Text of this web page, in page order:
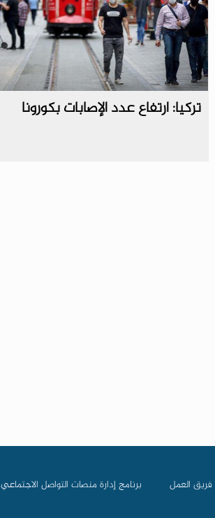
تركيا: ارتفاع عدد الإصابات بكورونا
فريق العمل برنامج إدارة منصات التواصل الاجتماعي